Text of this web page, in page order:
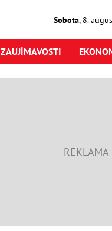
Sobota, 8.
ZAUJÍMAVOSTI